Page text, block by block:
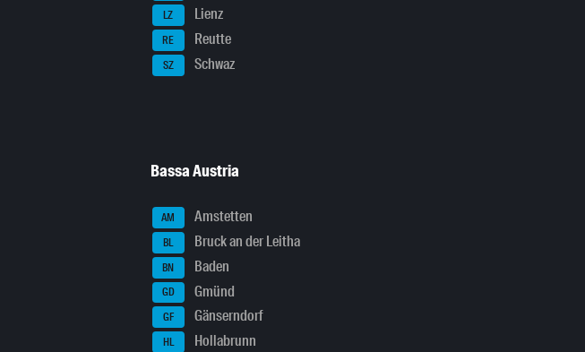
LZ Lienz
RE Reutte
SZ Schwaz
Bassa Austria
AM Amstetten
BL Bruck an der Leitha
BN Baden
GD Gmünd
GF Gänserndorf
HL Hollabrunn